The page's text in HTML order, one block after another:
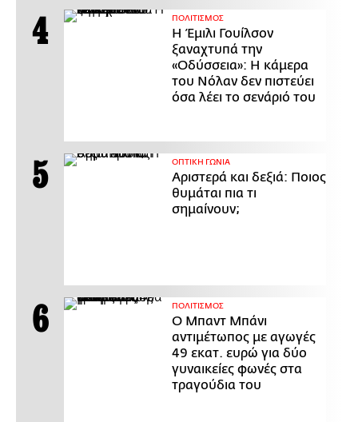
ΠΟΛΙΤΙΣΜΟΣ
Η Έμιλι Γουίλσον
ξαναχτυπά την
«Οδύσσεια»: Η κάμερα
του Νόλαν δεν πιστεύει
όσα λέει το σενάριό του
ΟΠΤΙΚΗ ΓΩΝΙΑ
Αριστερά και δεξιά: Ποιος
θυμάται πια τι
σημαίνουν;
ΠΟΛΙΤΙΣΜΟΣ
Ο Μπαντ Μπάνι
αντιμέτωπος με αγωγές
49 εκατ. ευρώ για δύο
γυναικείες φωνές στα
τραγούδια του